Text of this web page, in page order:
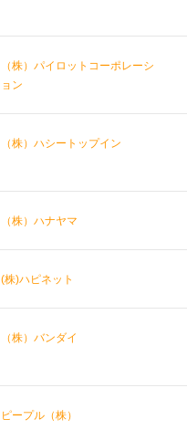
（株）パイロットコーポレーシ
ョン
（株）ハシートップイン
（株）ハナヤマ
(株)ハピネット
（株）バンダイ
ピープル（株）